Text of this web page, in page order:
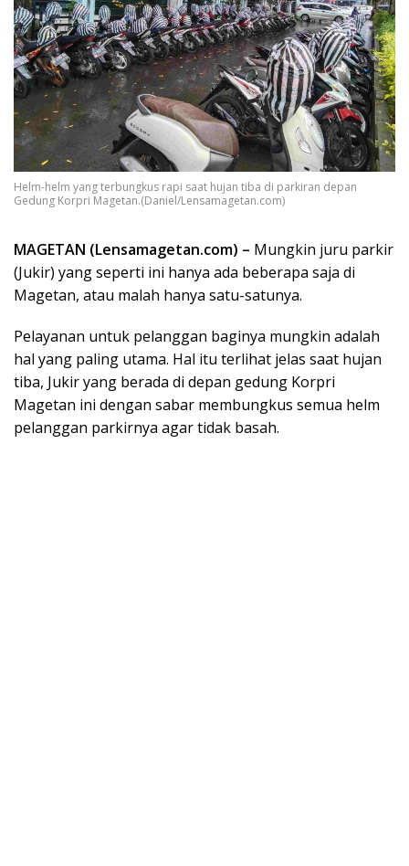
Helm-helm yang terbungkus rapi saat hujan tiba di parkiran depan
Gedung Korpri Magetan.(Daniel/Lensamagetan.com)
MAGETAN (Lensamagetan.com) – Mungkin juru parkir
(Jukir) yang seperti ini hanya ada beberapa saja di
Magetan, atau malah hanya satu-satunya.
Pelayanan untuk pelanggan baginya mungkin adalah
hal yang paling utama. Hal itu terlihat jelas saat hujan
tiba, Jukir yang berada di depan gedung Korpri
Magetan ini dengan sabar membungkus semua helm
pelanggan parkirnya agar tidak basah.